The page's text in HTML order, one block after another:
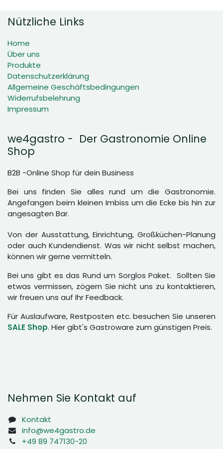
Nützliche Links
Home
Über uns
Produkte
Datenschutzerklärung
Allgemeine Geschäftsbedingungen
Widerrufsbelehrung
Impressum
we4gastro - Der Gastronomie Online
Shop
B2B -Online Shop für dein Business
Bei uns finden Sie alles rund um die Gastronomie.
Angefangen beim kleinen Imbiss um die Ecke bis hin zur
angesagten Bar.
Von der Ausstattung, Einrichtung, Großküchen-Planung
oder auch Kundendienst. Was wir nicht selbst machen,
können wir gerne vermitteln.
Bei uns gibt es das Rund um Sorglos Paket. Sollten Sie
etwas vermissen, zögern Sie nicht uns zu kontaktieren,
wir freuen uns auf Ihr Feedback.
Für Auslaufware, Restposten etc. besuchen Sie unseren
SALE Shop. Hier gibt's Gastroware zum günstigen Preis.
Nehmen Sie Kontakt auf
Kontakt
info@we4gastro.de
+49 89 747130-20